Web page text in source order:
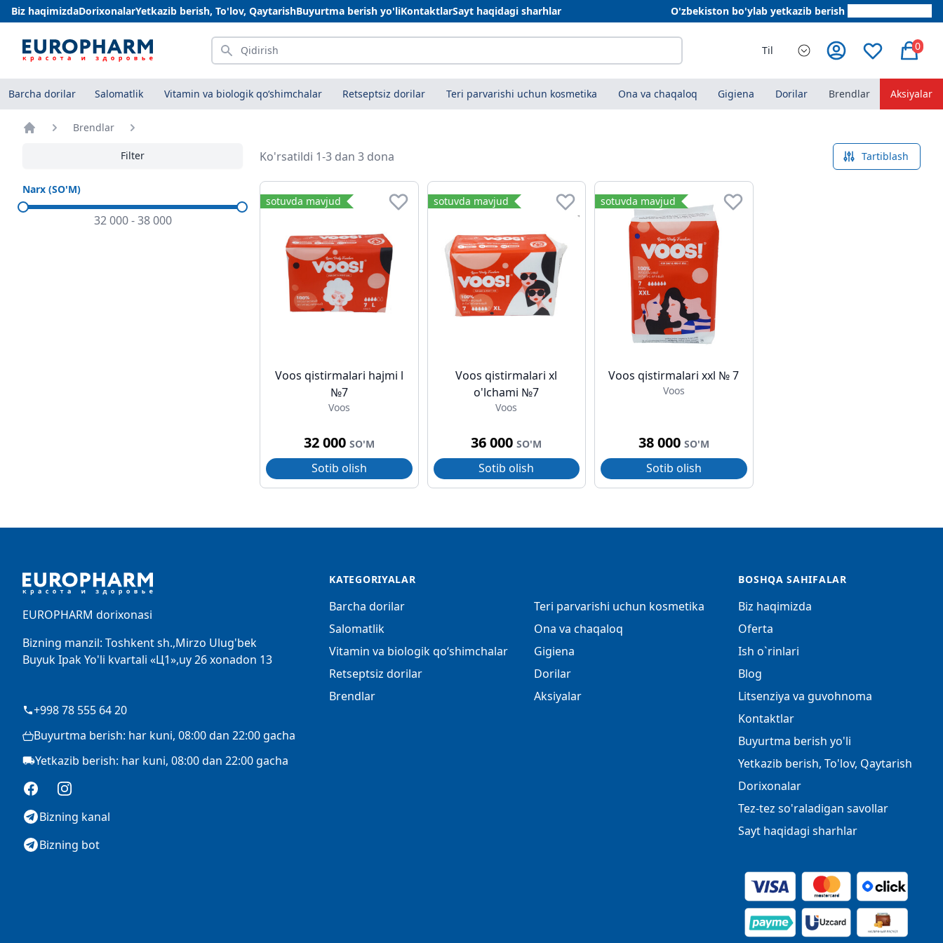
Biz haqimizdaDorixonalarYetkazib berish, To'lov, QaytarishBuyurtma berish yo'liKontaktlarSayt haqidagi sharhlar O'zbekiston bo'ylab yetkazib berish
Qidirish Til 0
Barcha dorilar Salomatlik Vitamin va biologik qo‘shimchalar Retseptsiz dorilar Teri parvarishi uchun kosmetika Ona va chaqaloq Gigiena Dorilar Brendlar Aksiyalar
Brendlar
Filter
Narx (SO'M)
32 000-38 000
Ko'rsatildi 1-3 dan 3 dona Tartiblash
sotuvda mavjud
Voos qistirmalari hajmi l
№7
Voos
32 000 SO'M
Sotib olish
sotuvda mavjud
Voos qistirmalari xl
o'lchami №7
Voos
36 000SO'M
Sotib olish
sotuvda mavjud
Voos qistirmalari xxl № 7
Voos
38 000 SO'M
Sotib olish
EUROPHARM dorixonasi
Bizning manzil: Toshkent sh.,Mirzo Ulug'bek
Buyuk Ipak Yo'li kvartali «Ц1»,uy 26 xonadon 13
+998 78 555 64 20
Buyurtma berish: har kuni, 08:00 dan 22:00 gacha
Yetkazib berish: har kuni, 08:00 dan 22:00 gacha
FacebookInstagram
Bizning kanal
Bizning bot
KATEGORIYALAR
Barcha dorilar
Salomatlik
Vitamin va biologik qo‘shimchalar
Retseptsiz dorilar
Brendlar
Teri parvarishi uchun kosmetika
Ona va chaqaloq
Gigiena
Dorilar
Aksiyalar
BOSHQA SAHIFALAR
Biz haqimizda
Oferta
Ish o`rinlari
Blog
Litsenziya va guvohnoma
Kontaktlar
Buyurtma berish yo'li
Yetkazib berish, To'lov, Qaytarish
Dorixonalar
Tez-tez so'raladigan savollar
Sayt haqidagi sharhlar